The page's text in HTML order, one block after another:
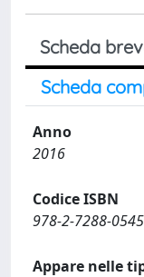
Scheda
Scheda
Anno
2016
Codice ISBN
978-2-7288-
Appare nelle